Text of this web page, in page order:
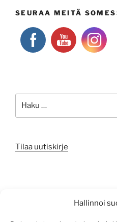
Hallinnoi
SEURAA MEITÄ
Tilaa uutiskirje